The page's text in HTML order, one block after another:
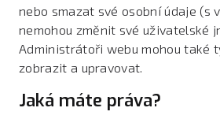
nebo smazat své osobní údaje (s
nemohou změnit své uživatelské
Administrátoři webu mohou také
zobrazit a upravovat.
Jaká máte práva?